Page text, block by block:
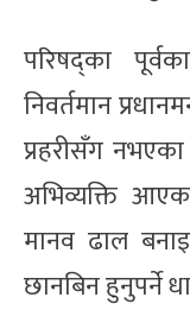
परिषद्का
निवर्तमान
प्रहरीसँग
अभिव्यक्ति
मानव ढाल
छानबिन हुनुपर्ने